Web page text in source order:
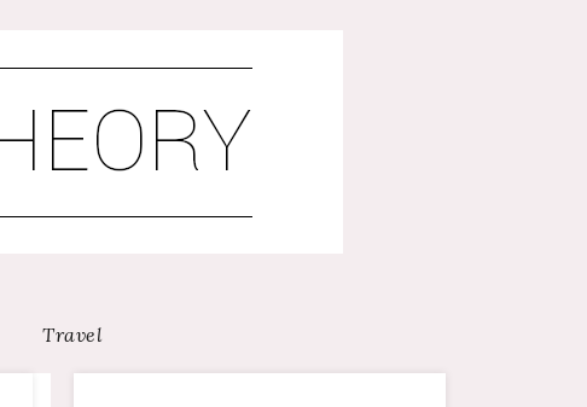
Travel